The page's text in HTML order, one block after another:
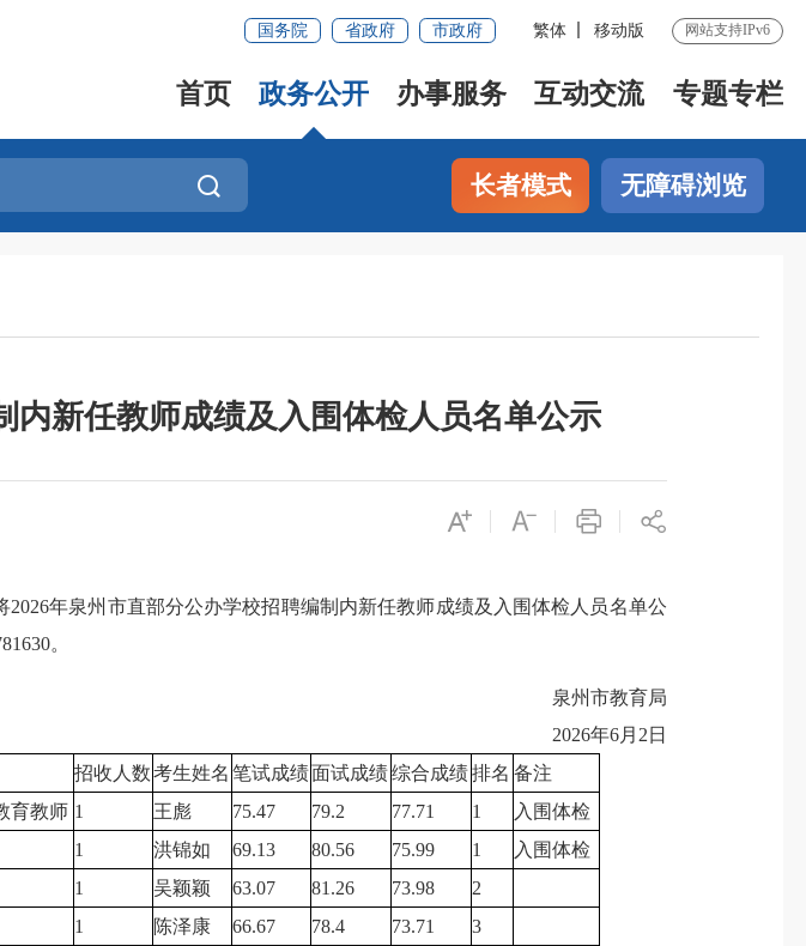
国务院 省政府 市政府 繁体 移动版 网站支持IPv6
首页 政务公开 办事服务 互动交流 专题专栏
长者模式 无障碍浏览
内新任教师成绩及入围体检人员名单公示
年泉州市直部分公办学校招聘编制内新任教师成绩及入围体检人员名单公
。
泉州市教育局
2026年6月2日
招收人数考生姓名 笔试成绩面试成绩综合成绩排名 备注
育教师 1 王彪 75.47 79.2 77.71 1
入围体检
1 洪锦如 69.13 80.56 75.99 1
入围体检
1 吴颖颖 63.07 81.26 73.98
2
1 陈泽康 66.67 78.4 73.71
3